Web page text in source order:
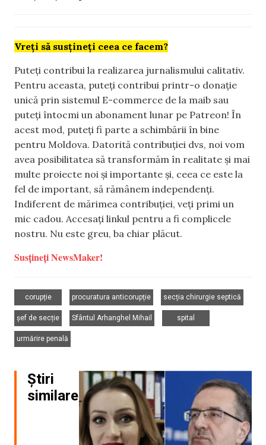
Vreți să susțineți ceea ce facem?
Puteți contribui la realizarea jurnalismului calitativ.
Pentru aceasta, puteți contribui printr-o donație
unică prin sistemul E-commerce de la maib sau
puteți întocmi un abonament lunar pe Patreon! În
acest mod, puteți fi parte a schimbării în bine
pentru Moldova. Datorită contribuției dvs, noi vom
avea posibilitatea să transformăm în realitate și mai
multe proiecte noi și importante și, ceea ce este la
fel de important, să rămânem independenți.
Indiferent de mărimea contribuției, veți primi un
mic cadou. Accesați linkul pentru a fi complicele
nostru. Nu este greu, ba chiar plăcut.
Susțineți NewsMaker!
corupție
procuratura anticorupție
secția chirurgie septică
șef de secție
Sfântul Arhanghel Mihail
spital
urmărire penală
Știri
similare